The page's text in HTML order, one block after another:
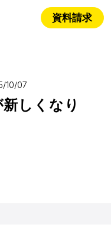
資料請求
10/07
しくなり